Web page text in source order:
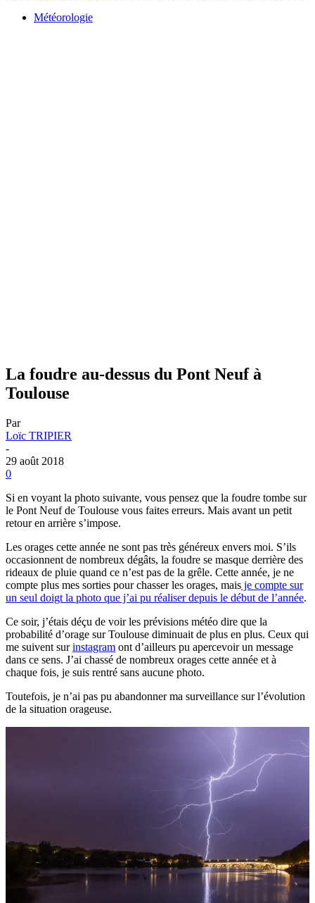
Météorologie
La foudre au-dessus du Pont Neuf à
Toulouse
Par
Loïc TRIPIER
-
29 août 2018
0
Si en voyant la photo suivante, vous pensez que la foudre tombe sur
le Pont Neuf de Toulouse vous faites erreurs. Mais avant un petit
retour en arrière s’impose.
Les orages cette année ne sont pas très généreux envers moi. S’ils
occasionnent de nombreux dégâts, la foudre se masque derrière des
rideaux de pluie quand ce n’est pas de la grêle. Cette année, je ne
compte plus mes sorties pour chasser les orages, mais je compte sur
un seul doigt la photo que j’ai pu réaliser depuis le début de l’année.
Ce soir, j’étais déçu de voir les prévisions météo dire que la
probabilité d’orage sur Toulouse diminuait de plus en plus. Ceux qui
me suivent surinstagram ont d’ailleurs pu apercevoir un message
dans ce sens. J’ai chassé de nombreux orages cette année et à
chaque fois, je suis rentré sans aucune photo.
Toutefois, je n’ai pas pu abandonner ma surveillance sur l’évolution
de la situation orageuse.